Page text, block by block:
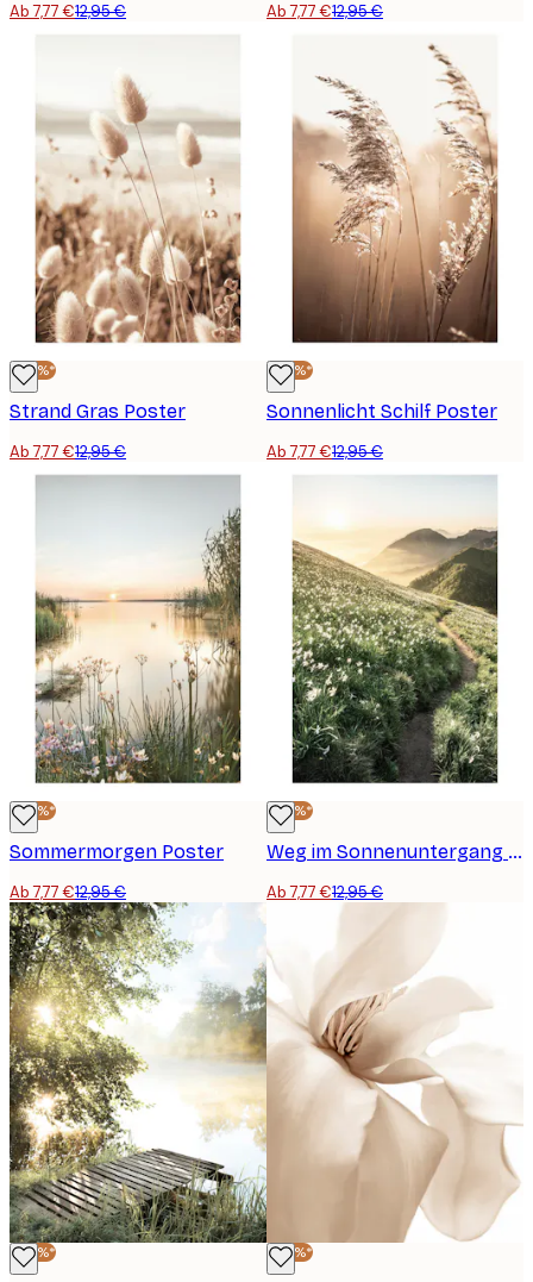
Ab 7,77 €12,95 € Ab 7,77 €12,95 €
-40%*
Strand Gras Poster
Ab 7,77 €12,95 €
-40%*
Sonnenlicht Schilf Poster
Ab 7,77 €12,95 €
-40%*
Sommermorgen Poster
Ab 7,77 €12,95 €
-40%*
Weg im Sonnenuntergang Poster
Ab 7,77 €12,95 €
-40%* -40%*